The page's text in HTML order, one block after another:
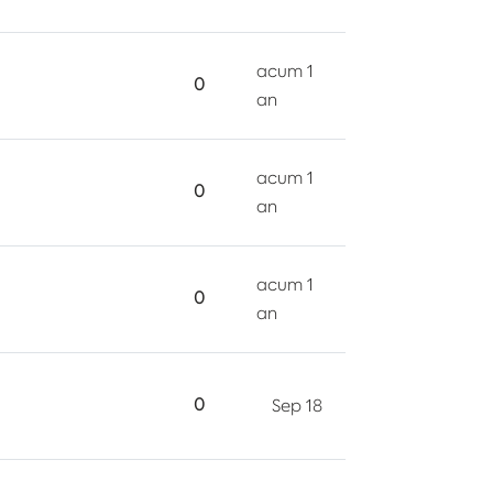
0
acum 1
an
0
acum 1
an
0
acum 1
an
0 Sep 18